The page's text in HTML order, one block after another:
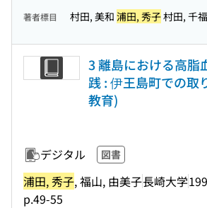
著者標目 村田, 美和 浦田, 秀子村田, 千
3 離島における高脂
践 : 伊王島町での取
教育)
デジタル 図書
浦田, 秀子, 福山, 由美子長崎大学
p.49-55